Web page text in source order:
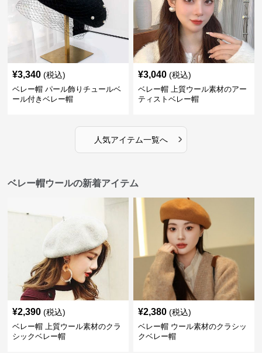
¥3,340 (税込)
ベレー帽 パール飾りチュールベ
ール付きベレー帽
¥3,040 (税込)
ベレー帽 上質ウール素材のアー
ティストベレー帽
人気アイテム一覧へ ›
ベレー帽ウールの新着アイテム
¥2,390 (税込)
ベレー帽 上質ウール素材のクラ
シックベレー帽
¥2,380 (税込)
ベレー帽 ウール素材のクラシッ
クベレー帽